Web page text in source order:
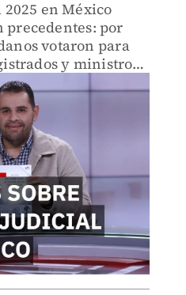
en México
precedentes: por
votaron para
y ministros
el
Tenorio explica